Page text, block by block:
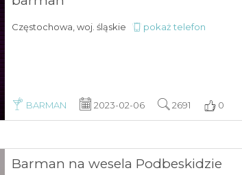
Częstochowa, woj. śląskie pokaż telefon
BARMAN 2023-02-06 2691 0
Barman na wesela Podbeskidzie